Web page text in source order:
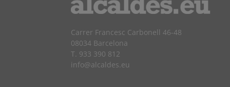
Carrer Francesc Carbonell 46-48
08034 Barcelona
T. 933 390 812
info@alcaldes.eu